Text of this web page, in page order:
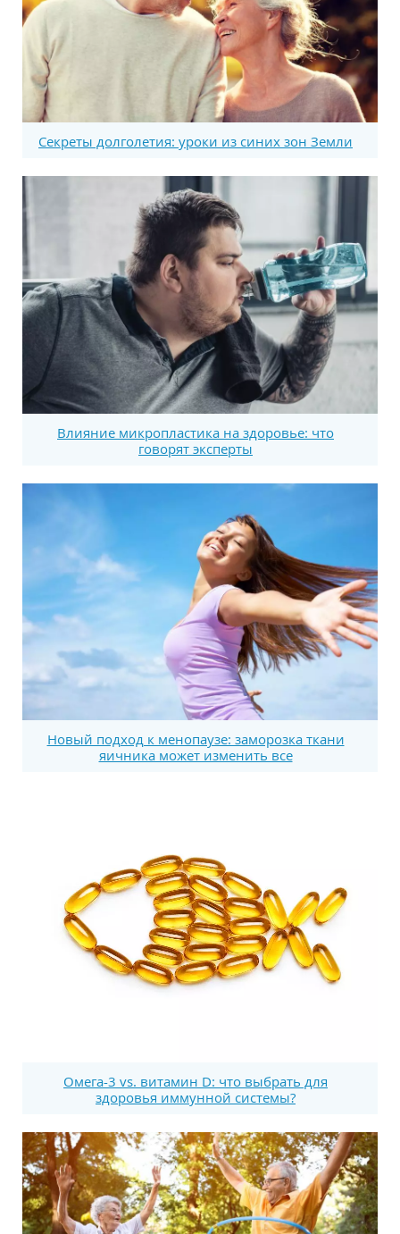
Секреты долголетия: уроки из синих зон Земли
Влияние микропластика на здоровье: что
говорят эксперты
Новый подход к менопаузе: заморозка ткани
яичника может изменить все
Омега-3 vs. витамин D: что выбрать для
здоровья иммунной системы?